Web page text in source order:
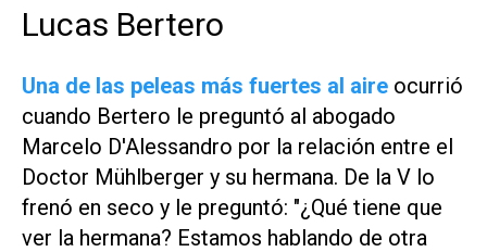
Lucas Bertero
Una de las peleas más fuertes al aire ocurrió
cuando Bertero le preguntó al abogado
Marcelo D'Alessandro por la relación entre el
Doctor Mühlberger y su hermana. De la V lo
frenó en seco y le preguntó: "¿Qué tiene que
ver la hermana? Estamos hablando de otra